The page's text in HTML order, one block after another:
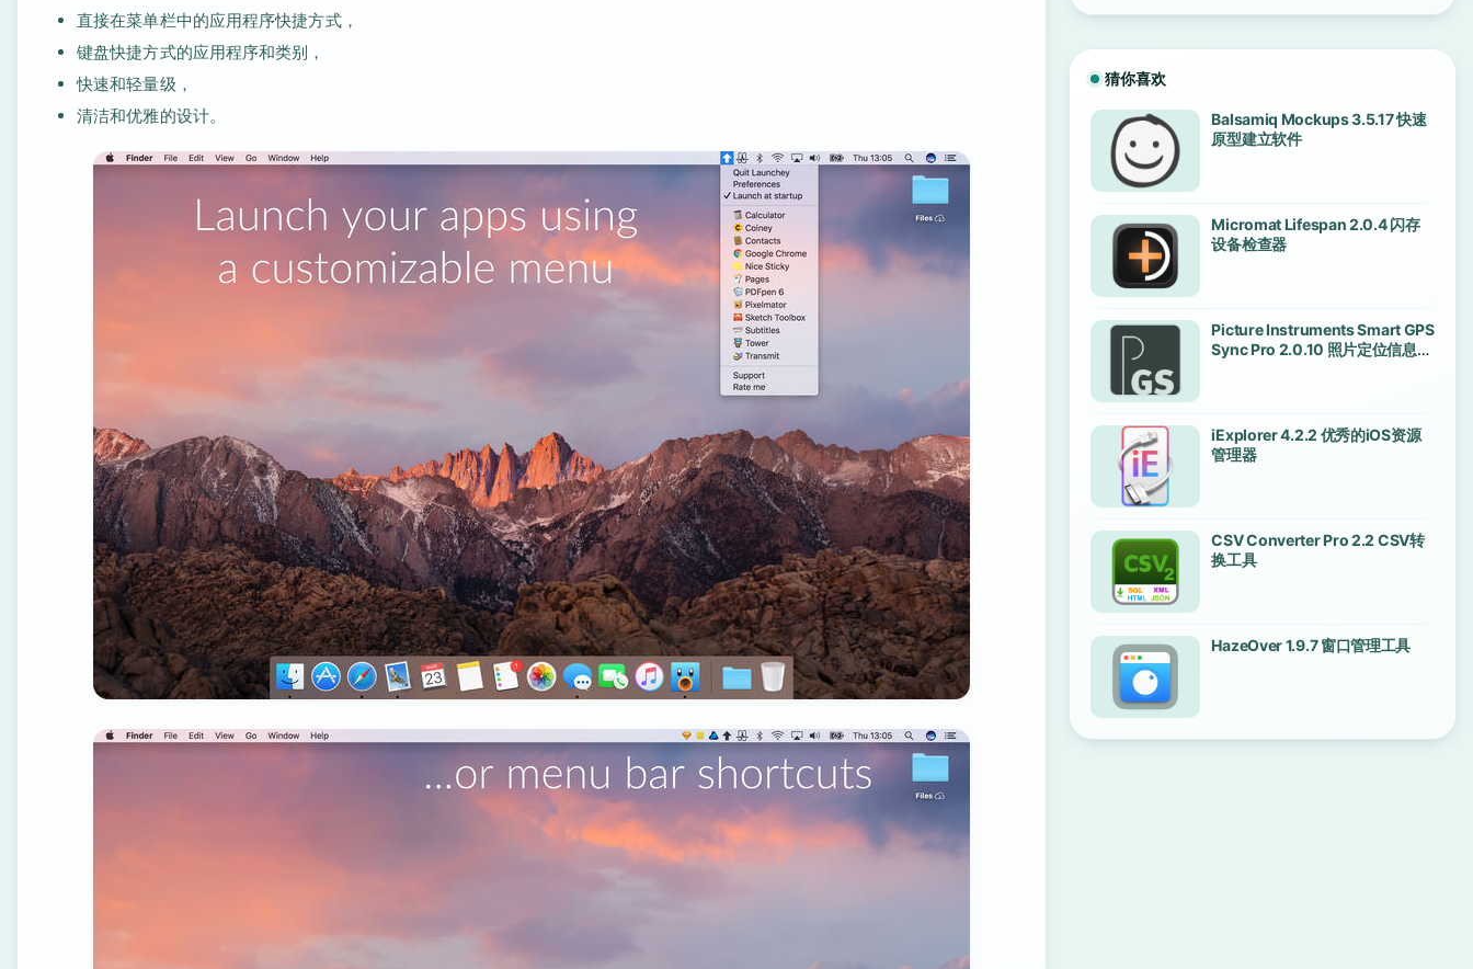
直接在菜单栏中的应用程序快捷方式，
键盘快捷方式的应用程序和类别，
快速和轻量级，
清洁和优雅的设计。
猜你喜欢
Balsamiq Mockups 3.5.17 快速
原型建立软件
Micromat Lifespan 2.0.4 闪存
设备检查器
Picture Instruments Smart GPS
Sync Pro 2.0.10 照片定位信息管
iExplorer 4.2.2 优秀的iOS资源
管理器
CSV Converter Pro 2.2 CSV转
换工具
HazeOver 1.9.7 窗口管理工具